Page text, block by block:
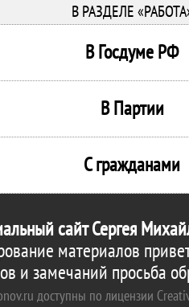
В РАЗДЕЛЕ
В Госдуме РФ
В Партии
С гражданами
сайт Сергея
материалов
и замечаний просьба
доступны по лицензии